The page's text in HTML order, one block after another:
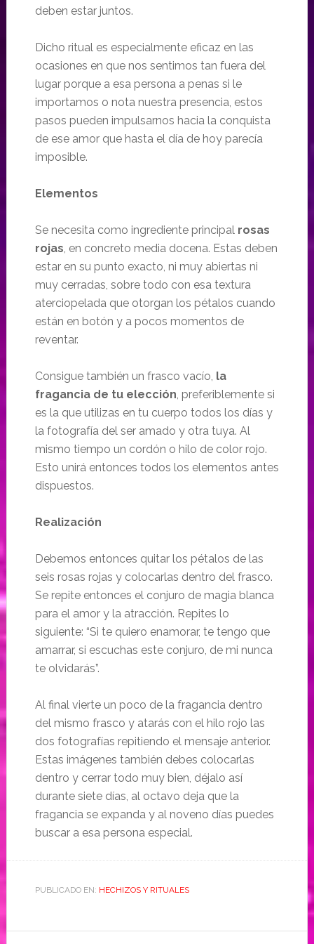
deben estar juntos.
Dicho ritual es especialmente eficaz en las
ocasiones en que nos sentimos tan fuera del
lugar porque a esa persona a penas si le
importamos o nota nuestra presencia, estos
pasos pueden impulsarnos hacia la conquista
de ese amor que hasta el día de hoy parecía
imposible.
Elementos
Se necesita como ingrediente principal rosas
rojas, en concreto media docena. Estas deben
estar en su punto exacto, ni muy abiertas ni
muy cerradas, sobre todo con esa textura
aterciopelada que otorgan los pétalos cuando
están en botón y a pocos momentos de
reventar.
Consigue también un frasco vacío, la
fragancia de tu elección, preferiblemente si
es la que utilizas en tu cuerpo todos los días y
la fotografía del ser amado y otra tuya. Al
mismo tiempo un cordón o hilo de color rojo.
Esto unirá entonces todos los elementos antes
dispuestos.
Realización
Debemos entonces quitar los pétalos de las
seis rosas rojas y colocarlas dentro del frasco.
Se repite entonces el conjuro de magia blanca
para el amor y la atracción. Repites lo
siguiente: “Si te quiero enamorar, te tengo que
amarrar, si escuchas este conjuro, de mi nunca
te olvidarás”.
Al final vierte un poco de la fragancia dentro
del mismo frasco y atarás con el hilo rojo las
dos fotografías repitiendo el mensaje anterior.
Estas imágenes también debes colocarlas
dentro y cerrar todo muy bien, déjalo así
durante siete días, al octavo deja que la
fragancia se expanda y al noveno días puedes
buscar a esa persona especial.
PUBLICADO EN: HECHIZOS Y RITUALES